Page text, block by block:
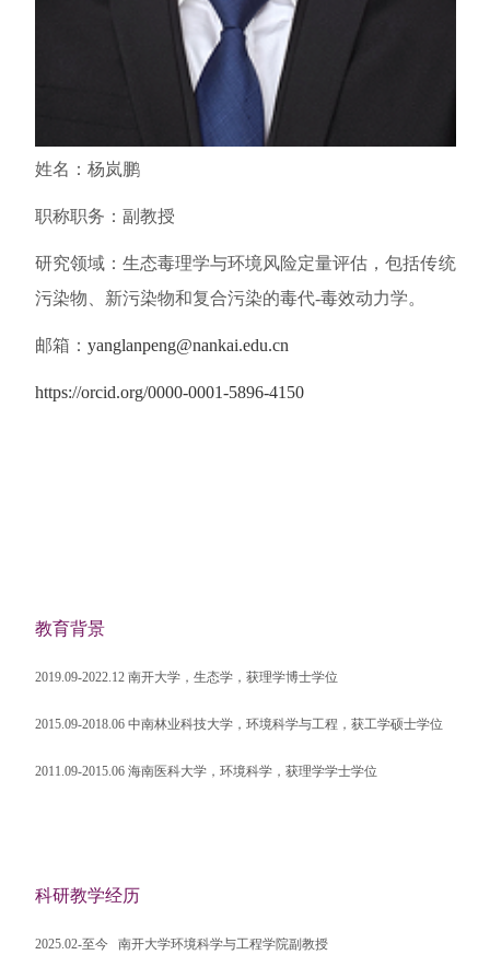
姓名：杨岚鹏
职称职务：副教授
研究领域：生态毒理学与环境风险定量评估，包括传统
污染物、新污染物和复合污染的毒代-毒效动力学。
邮箱： yanglanpeng@nankai.edu.cn
https://orcid.org/0000-0001-5896-4150
教育背景
2019.09-2022.12 南开大学，生态学，获理学博士学位
2015.09-2018.06 中南林业科技大学，环境科学与工程，获工学硕士学位
2011.09-2015.06 海南医科大学，环境科学，获理学学士学位
科研教学经历
2025.02-至今 南开大学环境科学与工程学院副 教授